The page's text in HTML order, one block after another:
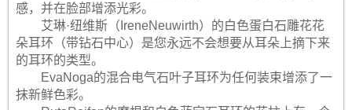
感，并在脸部增添光彩。
艾琳·纽维斯（IreneNeuwirth）的白色蛋白石雕花花
朵耳环（带钻石中心）是您永远不会想要从耳朵上摘下来
的耳环的类型。
EvaNoga的混合电气石叶子耳环为任何装束增添了一
抹新鲜色彩。